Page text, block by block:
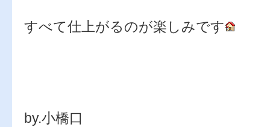
すべて仕上がるのが楽しみです
by.小橋口